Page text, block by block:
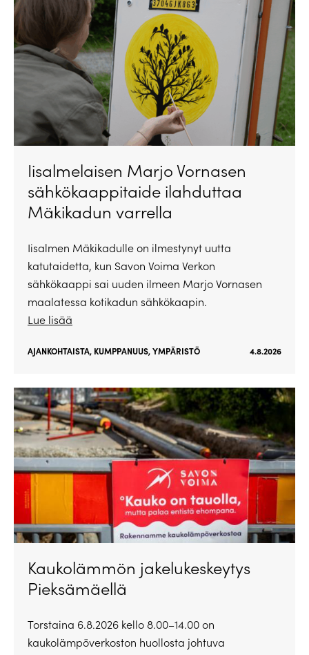
Iisalmelaisen Marjo Vornasen
sähkökaappitaide ilahduttaa
Mäkikadun varrella
Iisalmen Mäkikadulle on ilmestynyt uutta
katutaidetta, kun Savon Voima Verkon
sähkökaappi sai uuden ilmeen Marjo Vornasen
maalatessa kotikadun sähkökaapin.
Lue lisää
AJANKOHTAISTA, KUMPPANUUS,YMPÄRISTÖ 4.8.2026
Kaukolämmön jakelukeskeytys
Pieksämäellä
Torstaina 6.8.2026 kello 8.00–14.00 on
kaukolämpöverkoston huollosta johtuva